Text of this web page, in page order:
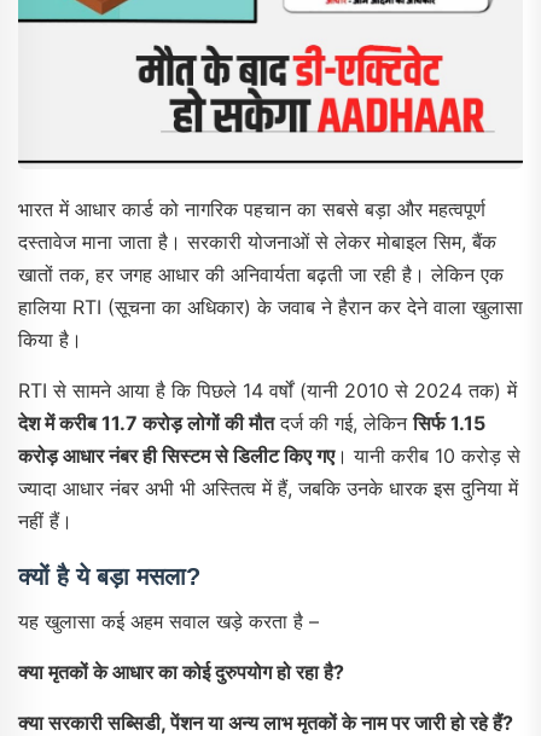
भारत में आधार कार्ड को नागरिक पहचान का सबसे बड़ा और महत्वपूर्ण
दस्तावेज माना जाता है। सरकारी योजनाओं से लेकर मोबाइल सिम, बैंक
खातों तक, हर जगह आधार की अनिवार्यता बढ़ती जा रही है। लेकिन एक
हालिया RTI (सूचना का अधिकार) के जवाब ने हैरान कर देने वाला खुलासा
किया है।
RTI से सामने आया है कि पिछले 14 वर्षों (यानी 2010 से 2024 तक) में
देश में करीब 11.7 करोड़ लोगों की मौतदर्ज की गई, लेकिनसिर्फ 1.15
करोड़ आधार नंबर ही सिस्टम से डिलीट किए गए। यानी करीब 10 करोड़ से
ज्यादा आधार नंबर अभी भी अस्तित्व में हैं, जबकि उनके धारक इस दुनिया में
नहीं हैं।
क्यों है ये बड़ा मसला?
यह खुलासा कई अहम सवाल खड़े करता है –
क्या मृतकों के आधार का कोई दुरुपयोग हो रहा है?
क्या सरकारी सब्सिडी, पेंशन या अन्य लाभ मृतकों के नाम पर जारी हो रहे हैं?